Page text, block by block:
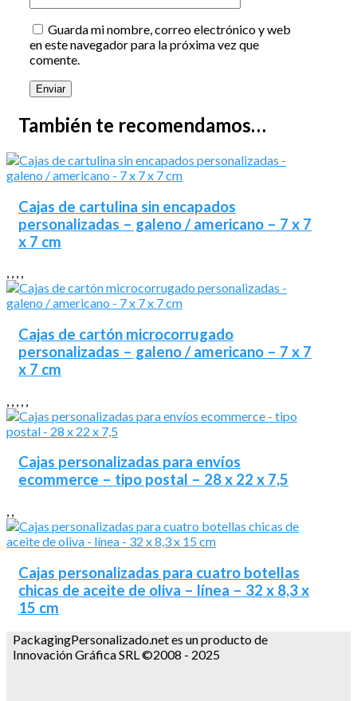
Guarda mi nombre, correo electrónico y web
en este navegador para la próxima vez que
comente.
También te recomendamos…
Cajas de cartulina sin encapados
personalizadas – galeno / americano – 7 x 7
x 7 cm
, , , ,
Cajas de cartón microcorrugado
personalizadas – galeno / americano – 7 x 7
x 7 cm
Cajas personalizadas para envíos
ecommerce – tipo postal – 28 x 22 x 7,5
, ,
Cajas personalizadas para cuatro botellas
chicas de aceite de oliva – línea – 32 x 8,3 x
15 cm
PackagingPersonalizado.net es un producto de
Innovación Gráfica SRL ©2008 - 2025